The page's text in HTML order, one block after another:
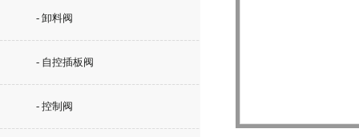
- 卸料阀
- 自控插板阀
- 控制阀